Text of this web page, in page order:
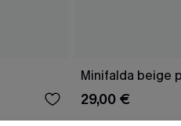
Minifalda beige
29,00 €